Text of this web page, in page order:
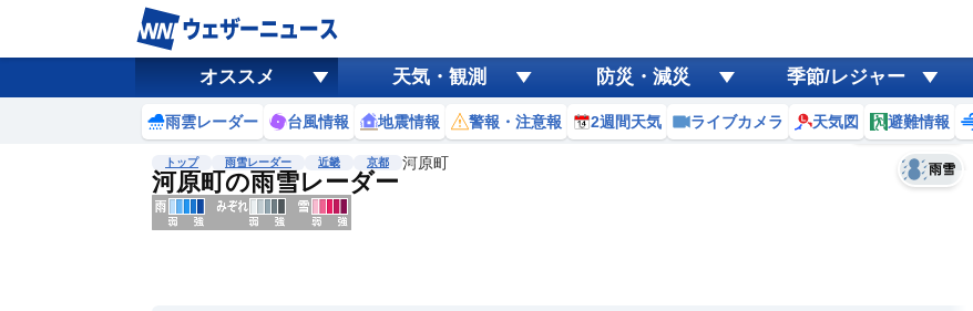
オススメ 天気・観測 防災・減災 季節/レジャー
雨雲レーダー 台風情報 地震情報 警報・注意報 2週間天気 ライブカメラ 天気図 避難情報
トップ 雨雪レーダー 近畿 京都 河原町
河原町の雨雪レーダー 雨雪
予報士コメント
黄砂
天気 台風